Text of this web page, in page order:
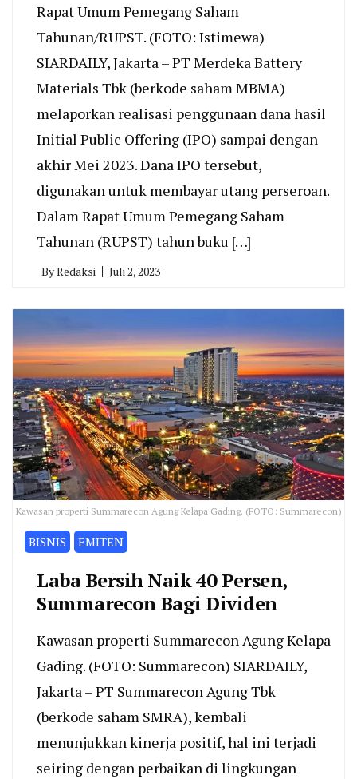
Rapat Umum Pemegang Saham
Tahunan/RUPST. (FOTO: Istimewa)
SIARDAILY, Jakarta – PT Merdeka Battery
Materials Tbk (berkode saham MBMA)
melaporkan realisasi penggunaan dana hasil
Initial Public Offering (IPO) sampai dengan
akhir Mei 2023. Dana IPO tersebut,
digunakan untuk membayar utang perseroan.
Dalam Rapat Umum Pemegang Saham
Tahunan (RUPST) tahun buku […]
ByRedaksi Juli 2, 2023
Kawasan properti Summarecon Agung Kelapa Gading. (FOTO: Summarecon)
BISNIS EMITEN
Laba Bersih Naik 40 Persen,
Summarecon Bagi Dividen
Kawasan properti Summarecon Agung Kelapa
Gading. (FOTO: Summarecon) SIARDAILY,
Jakarta – PT Summarecon Agung Tbk
(berkode saham SMRA), kembali
menunjukkan kinerja positif, hal ini terjadi
seiring dengan perbaikan di lingkungan